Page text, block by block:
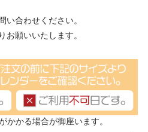
い合わせください。
お願いいたします。
かる場合が御座います。